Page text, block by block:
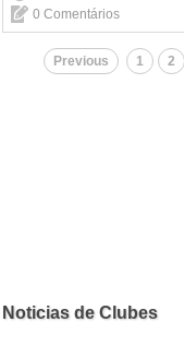
0 Comentários
Previous 1 2
Noticias de Clubes